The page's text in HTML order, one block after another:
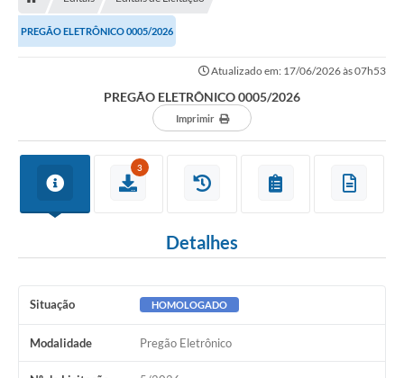
PREGÃO ELETRÔNICO 0005/2026
Atualizado em: 17/06/2026 às 07h53
PREGÃO ELETRÔNICO 0005/2026
Imprimir
3
Detalhes
Situação HOMOLOGADO
Modalidade Pregão Eletrônico